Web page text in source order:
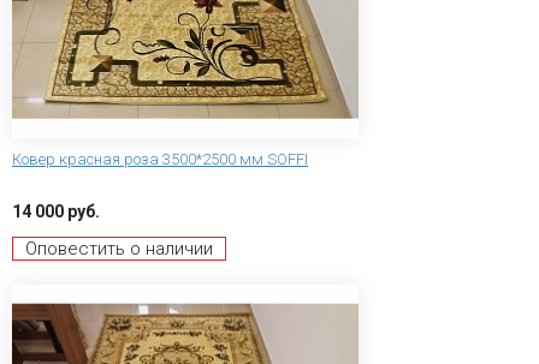
Ковер красная роза 3500*2500 мм SOFFI
14 000 руб.
Оповестить о наличии